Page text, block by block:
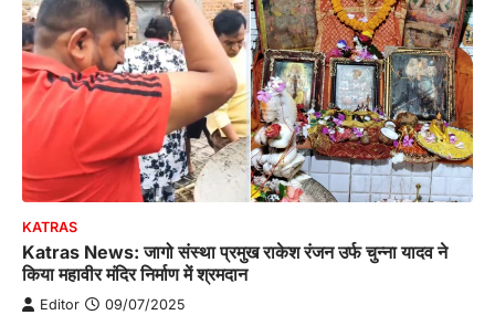
KATRAS
Katras News: जागो संस्था प्रमुख राकेश रंजन उर्फ चुन्ना यादव ने
किया महावीर मंदिर निर्माण में श्रमदान
Editor 09/07/2025